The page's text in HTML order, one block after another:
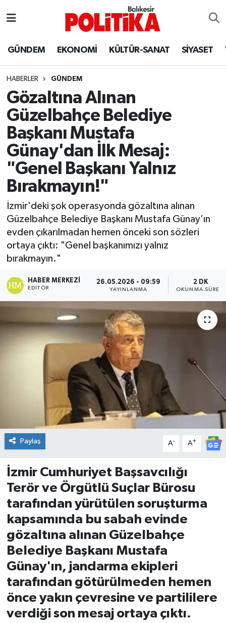
GÜNDEM EKONOMİ KÜLTÜR-SANAT SİYASET
HABERLER GÜNDEM
Gözaltına Alınan
Güzelbahçe Belediye
Başkanı Mustafa
Günay'dan İlk Mesaj:
"Genel Başkanı Yalnız
Bırakmayın!"
İzmir'deki şok operasyonda gözaltına alınan
Güzelbahçe Belediye Başkanı Mustafa Günay’ın
evden çıkarılmadan hemen önceki son sözleri
ortaya çıktı: "Genel başkanımızı yalnız
bırakmayın."
HABER MERKEZI
EDITÖR
26.05.2026 - 09:59
YAYINLANMA
2 DK
OKUNMA SÜRESI
Paylaş A- A+
İzmir Cumhuriyet Başsavcılığı
Terör ve Örgütlü Suçlar Bürosu
tarafından yürütülen soruşturma
kapsamında bu sabah evinde
gözaltına alınan Güzelbahçe
Belediye Başkanı Mustafa
Günay'ın, jandarma ekipleri
tarafından götürülmeden hemen
önce yakın çevresine ve partililere
verdiği son mesaj ortaya çıktı.
Ayvalık
Balya
Bandırma
Bigadiç
BİYOGRAFİLER
Burhaniye
ÇEVRE
DÜNYA
EĞİTİM
EKONOMİ
Gömeç
Gönen
Havran
İvrindi
KENT GÜNDEMİ
Kepsut
KÜLTÜR-SANAT
MAGAZİN
MANŞET
Balıkesir Hava Durumu
Balıkesir Namaz Vakitleri
Balıkesir Trafik Yoğunluk Haritası
Süper Lig Puan Durumu ve Fikstür
Tüm Manşetler
Son Dakika Haberleri
Haber Arşivi